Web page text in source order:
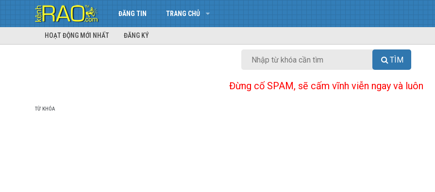
ĐĂNG TIN TRANG CHỦ
HOẠT ĐỘNG MỚI NHẤT ĐĂNG KÝ
TÌM
Đừng cố SPAM, sẽ cấm vĩnh viễn ngay và luôn
TỪ KHÓA